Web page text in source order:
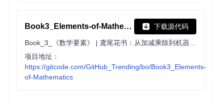
Book3_Elements-of-Mathematics 下载源代码
项目地址：
https://gitcode.com/GitHub_Trending/bo/Book3_Elements-
of-Mathematics